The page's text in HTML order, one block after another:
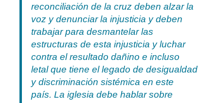
reconciliación de la cruz deben alzar la
voz y denunciar la injusticia y deben
trabajar para desmantelar las
estructuras de esta injusticia y luchar
contra el resultado dañino e incluso
letal que tiene el legado de desigualdad
y discriminación sistémica en este
país. La iglesia debe hablar sobre